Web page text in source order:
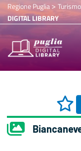
Regione Puglia>
DIGITAL LIBRARY